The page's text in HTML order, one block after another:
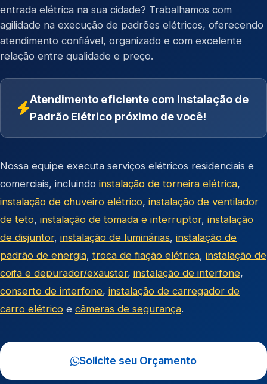
entrada elétrica na sua cidade? Trabalhamos com
agilidade na execução de padrões elétricos, oferecendo
atendimento confiável, organizado e com excelente
relação entre qualidade e preço.
Atendimento eficiente com Instalação de
Padrão Elétrico próximo de você!
Nossa equipe executa serviços elétricos residenciais e
comerciais, incluindo instalação de torneira elétrica,
instalação de chuveiro elétrico, instalação de ventilador
de teto, instalação de tomada e interruptor, instalação
de disjuntor, instalação de luminárias, instalação de
padrão de energia, troca de fiação elétrica, instalação de
coifa e depurador/exaustor, instalação de interfone,
conserto de interfone, instalação de carregador de
carro elétrico e câmeras de segurança.
Solicite seu Orçamento